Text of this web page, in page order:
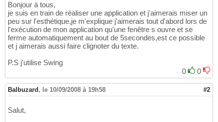
Bonjour à tous,
je suis en train de réaliser une application et j'aimerais miser un
peu sur l'esthétique,je m'explique j'aimerais tout d'abord lors de
l'exécution de mon application qu'une fenêtre s ouvre et se
ferme automatiquement au bout de 5secondes,est ce possible
et j aimerais aussi faire clignoter du texte.
P.S j'utilise Swing
0
0
Balbuzard , le 10/09/2008 à 19h58 #2
Salut,